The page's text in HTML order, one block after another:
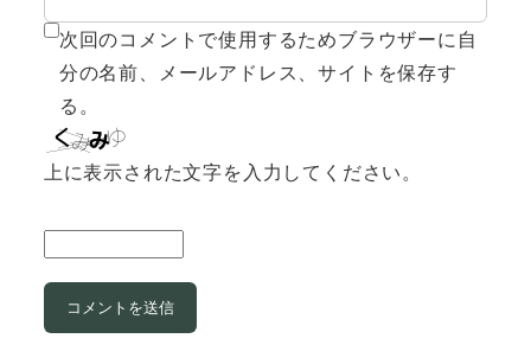
次回のコメントで使用するためブラウザーに自
分の名前、メールアドレス、サイトを保存す
る。
上に表示された文字を入力してください。